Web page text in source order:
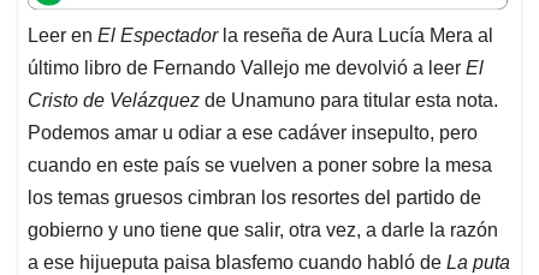
t
s
A
p
p
e
b
o
o
k
k
e
d
I
n
i
l
e
a
d
s
Leer en El Espectadorla reseña de Aura Lucía Mera al
último libro de Fernando Vallejo me devolvió a leer El
Cristo de Velázquez de Unamuno para titular esta nota.
Podemos amar u odiar a ese cadáver insepulto, pero
cuando en este país se vuelven a poner sobre la mesa
los temas gruesos cimbran los resortes del partido de
gobierno y uno tiene que salir, otra vez, a darle la razón
a ese hijueputa paisa blasfemo cuando habló de La puta